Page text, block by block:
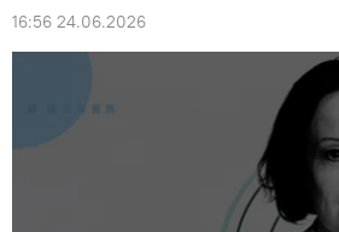
16:56 24.06.2026